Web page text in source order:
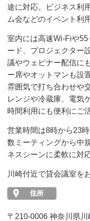
途に対応。ビジネス利
ム会などのイベント利
室内には高速Wi-Fiや
ード、プロジェクター
議やウェビナー配信に
ー席やオットマンも設
雰囲気で打ち合わせや
レンジや冷蔵庫、電気
時間利用にも便利にご
営業時間は8時から23
数ミーティングから中
ネスシーンに柔軟に対
川崎付近で貸会議室を
〒210-0006 神奈川県